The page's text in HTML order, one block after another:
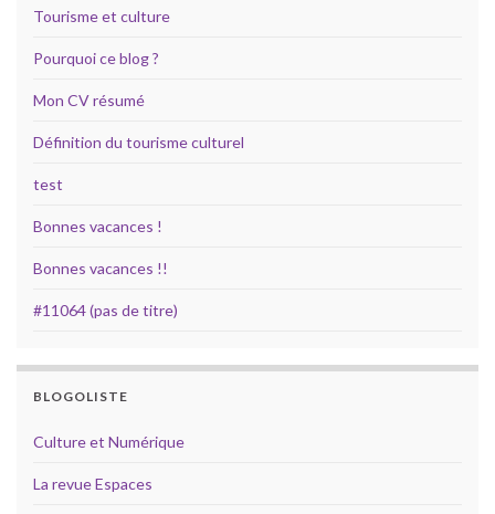
Tourisme et culture
Pourquoi ce blog ?
Mon CV résumé
Définition du tourisme culturel
test
Bonnes vacances !
Bonnes vacances !!
#11064 (pas de titre)
BLOGOLISTE
Culture et Numérique
La revue Espaces